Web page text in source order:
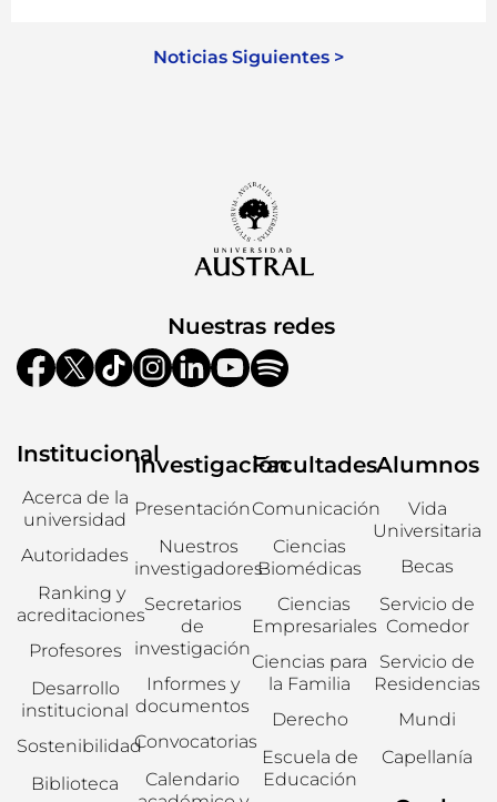
Noticias Siguientes >
Nuestras redes
Institucional
Acerca de la
universidad
Autoridades
Ranking y
acreditaciones
Profesores
Desarrollo
institucional
Sostenibilidad
Biblioteca
Investigación
Presentación
Nuestros
investigadores
Secretarios
de
investigación
Informes y
documentos
Convocatorias
Calendario
Facultades
Comunicación
Ciencias
Biomédicas
Ciencias
Empresariales
Ciencias para
la Familia
Derecho
Escuela de
Educación
Alumnos
Vida
Universitaria
Becas
Servicio de
Comedor
Servicio de
Residencias
Mundi
Capellanía